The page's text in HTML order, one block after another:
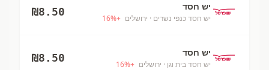
יש חסד
יש חסד כנפי נשרים · ירושלים +
16%
₪8.50
יש חסד
יש חסד בית וגן · ירושלים +
16%
₪8.50